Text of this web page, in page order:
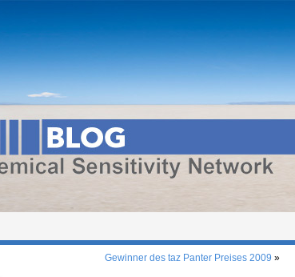
Gewinner des taz Panter Preises 2009 »